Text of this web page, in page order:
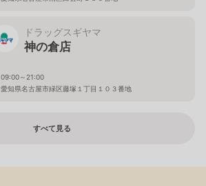
ドラッグスギヤマ
神の倉店
09:00～21:00
愛知県名古屋市緑区藤塚１丁目１０３番地
すべて見る